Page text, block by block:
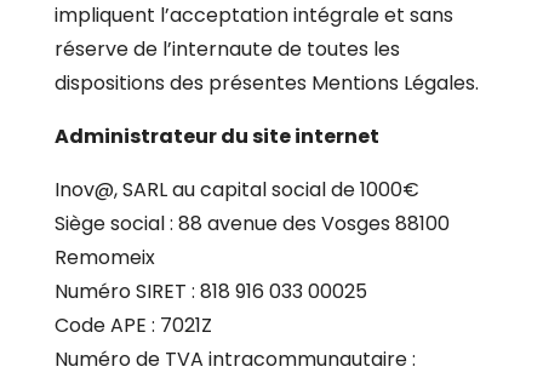
impliquent l’acceptation intégrale et sans
réserve de l’internaute de toutes les
dispositions des présentes Mentions Légales.
Administrateur du site internet
Inov@, SARL au capital social de 1000€
Siège social : 88 avenue des Vosges 88100
Remomeix
Numéro SIRET : 818 916 033 00025
Code APE : 7021Z
Numéro de TVA intracommunautaire :